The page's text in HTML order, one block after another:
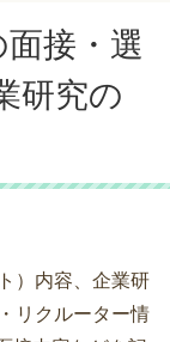
面接・選
研究の
）内容、企業研
リクルーター情